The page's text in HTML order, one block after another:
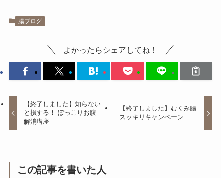
腸ブログ
よかったらシェアしてね！
【終了しました】知らない
と損する！ ぽっこりお腹
解消講座
【終了しました】むくみ腸
スッキリキャンペーン
この記事を書いた人